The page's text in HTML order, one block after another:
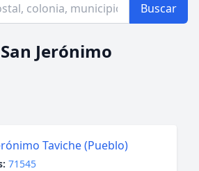
Buscar
Jerónimo
Taviche (Pueblo)
71545